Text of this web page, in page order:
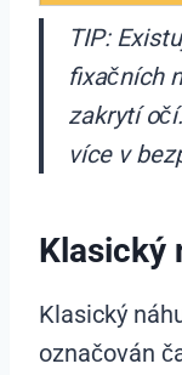
TIP:
fixačních
zakrytí
více v
Klasický
Klasický
označován